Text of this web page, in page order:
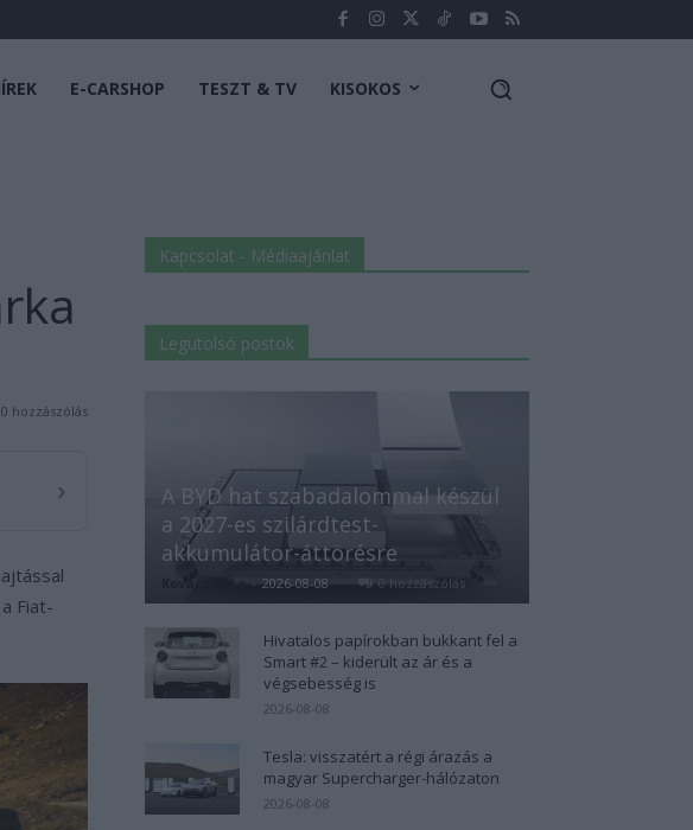
E-CARSHOP TESZT & TV KISOKOS
0 hozzászólás
›
Fiat-
Kapcsolat - Médiaajánlat
Legutolsó postok
A BYD hat szabadalommal készül
a 2027-es szilárdtest-
akkumulátor-áttörésre
- 2026-08-08 0 hozzászólás
Hivatalos papírokban bukkant fel a
Smart #2 – kiderült az ár és a
végsebesség is
2026-08-08
Tesla: visszatért a régi árazás a
magyar Supercharger-hálózaton
2026-08-08